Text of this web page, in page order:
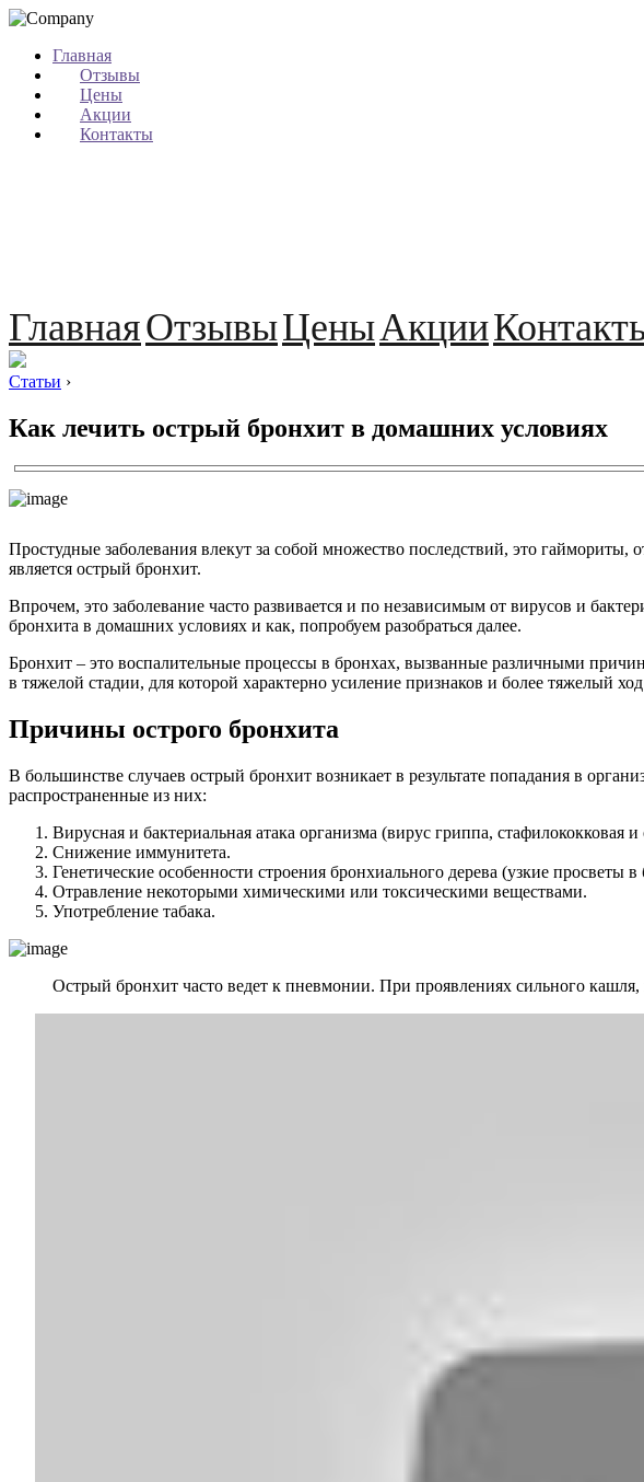
Главная
Отзывы
Цены
Акции
Контакты
ГлавнаяОтзывыЦеныАкции
Статьи ›
Как лечить острый бронхит в домашних условиях
Простудные заболевания влекут за собой множество последствий, это
является острый бронхит.
Впрочем, это заболевание часто развивается и по независимым от вирусов и
бронхита в домашних условиях и как, попробуем разобраться далее.
Бронхит – это воспалительные процессы в бронхах, вызванные различными
в тяжелой стадии, для которой характерно усиление признаков и более тяжелый
Причины острого бронхита
В большинстве случаев острый бронхит возникает в результате попадания в
распространенные из них:
Вирусная и бактериальная атака организма (вирус гриппа,
Снижение иммунитета.
Генетические особенности строения бронхиального дерева (узкие просветы в
Отравление некоторыми химическими или токсическими веществами.
Употребление табака.
Острый бронхит часто ведет к пневмонии. При проявлениях сильного кашля,